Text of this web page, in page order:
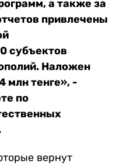
а также за
привлечены
субъектов
Наложен
млн тенге», -
по
вернут